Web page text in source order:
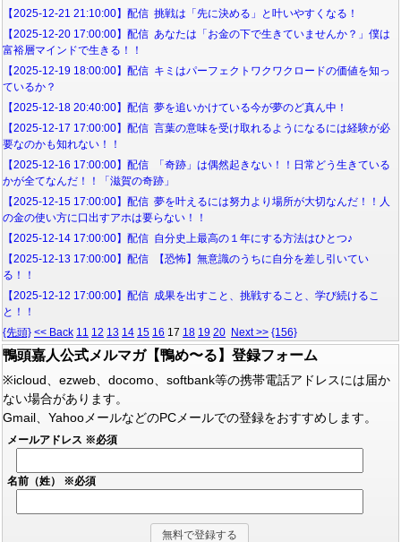
【2025-12-21 21:10:00】配信 挑戦は「先に決める」と叶いやすくなる！
【2025-12-20 17:00:00】配信 あなたは「お金の下で生きていませんか？」僕は
富裕層マインドで生きる！！
【2025-12-19 18:00:00】配信 キミはパーフェクトワクワクロードの価値を知っ
ているか？
【2025-12-18 20:40:00】配信 夢を追いかけている今が夢のど真ん中！
【2025-12-17 17:00:00】配信 言葉の意味を受け取れるようになるには経験が必
要なのかも知れない！！
【2025-12-16 17:00:00】配信 「奇跡」は偶然起きない！！日常どう生きている
かが全てなんだ！！「滋賀の奇跡」
【2025-12-15 17:00:00】配信 夢を叶えるには努力より場所が大切なんだ！！人
の金の使い方に口出すアホは要らない！！
【2025-12-14 17:00:00】配信 自分史上最高の１年にする方法はひとつ♪
【2025-12-13 17:00:00】配信 【恐怖】無意識のうちに自分を差し引いてい
る！！
【2025-12-12 17:00:00】配信 成果を出すこと、挑戦すること、学び続けるこ
と！！
{先頭} << Back 11 12 13 14 15 16 17 18 19 20 Next >> {156}
鴨頭嘉人公式メルマガ【鴨め〜る】登録フォーム
※icloud、ezweb、docomo、softbank等の携帯電話アドレスには届か
ない場合があります。
Gmail、YahooメールなどのPCメールでの登録をおすすめします。
メールアドレス ※必須
名前（姓） ※必須